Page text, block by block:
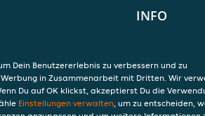
INFO
Impressum
Dein Benutzererlebnis zu verbessern und zu
in Zusammenarbeit mit Dritten. Wir
Du auf OK klickst, akzeptierst Du die
Einstellungen verwalten, um zu entscheiden,